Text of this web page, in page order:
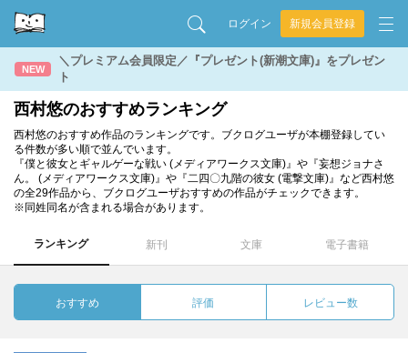
ログイン 新規会員登録
NEW
＼プレミアム会員限定／『プレゼント(新潮文庫)』をプレゼン
ト
西村悠のおすすめランキング
西村悠のおすすめ作品のランキングです。ブクログユーザが本棚登録してい
る件数が多い順で並んでいます。
『僕と彼女とギャルゲーな戦い (メディアワークス文庫)』や『妄想ジョナさ
ん。 (メディアワークス文庫)』や『二四〇九階の彼女 (電撃文庫)』など西村悠
の全29作品から、ブクログユーザおすすめの作品がチェックできます。
※同姓同名が含まれる場合があります。
ランキング 新刊 文庫 電子書籍
おすすめ 評価 レビュー数